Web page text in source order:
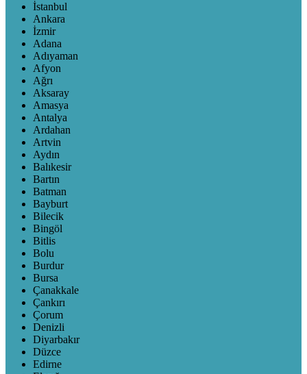
İstanbul
Ankara
İzmir
Adana
Adıyaman
Afyon
Ağrı
Aksaray
Amasya
Antalya
Ardahan
Artvin
Aydın
Balıkesir
Bartın
Batman
Bayburt
Bilecik
Bingöl
Bitlis
Bolu
Burdur
Bursa
Çanakkale
Çankırı
Çorum
Denizli
Diyarbakır
Düzce
Edirne